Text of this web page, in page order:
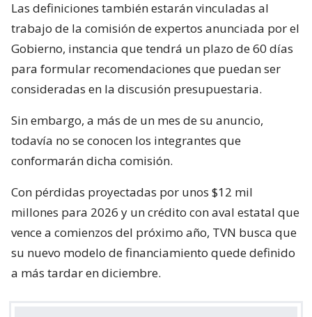
Las definiciones también estarán vinculadas al
trabajo de la comisión de expertos anunciada por el
Gobierno, instancia que tendrá un plazo de 60 días
para formular recomendaciones que puedan ser
consideradas en la discusión presupuestaria.
Sin embargo, a más de un mes de su anuncio,
todavía no se conocen los integrantes que
conformarán dicha comisión.
Con pérdidas proyectadas por unos $12 mil
millones para 2026 y un crédito con aval estatal que
vence a comienzos del próximo año, TVN busca que
su nuevo modelo de financiamiento quede definido
a más tardar en diciembre.